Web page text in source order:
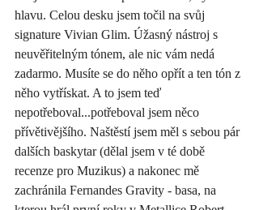
hlavu. Celou desku jsem točil na svůj
signature Vivian Glim. Úžasný nástroj s
neuvěřitelným tónem, ale nic vám nedá
zadarmo. Musíte se do něho opřít a ten tón z
něho vytřískat. A to jsem teď
nepotřeboval...potřeboval jsem něco
přívětivějšího. Naštěstí jsem měl s sebou pár
dalších baskytar (dělal jsem v té době
recenze pro Muzikus) a nakonec mě
zachránila Fernandes Gravity - basa, na